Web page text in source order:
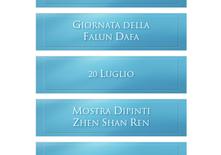
GIORNATA DELLA
FALUN DAFA
20 LUGLIO
MOSTRA DIPINTI
ZHEN SHAN REN